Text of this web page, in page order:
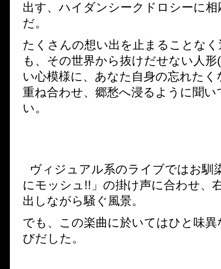
出す、ハイダンシークドロシーに相
だ。
たくさんの想い出を止まることな
も、その世界から抜けだせない人形(
い心模様に、あなた自身の忘れた
重ね合わせ、郷愁へ浸るように聞
い。
ヴィジュアル系のライブではお馴
にモッシュ !! 」の掛け声に合わせ、
出しながら騒ぐ風景。
でも、この楽曲に於いてはひと味異
びだした。